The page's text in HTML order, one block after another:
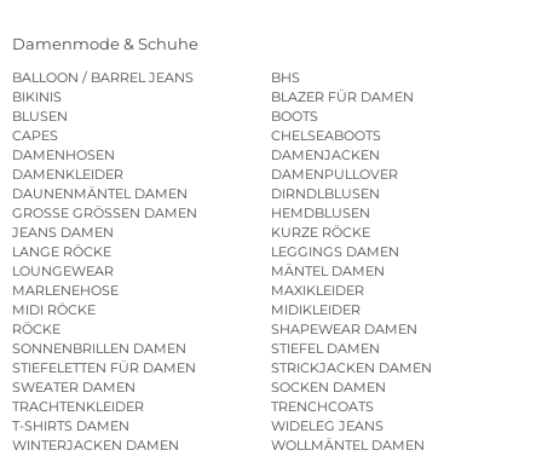
Damenmode & Schuhe
BALLOON / BARREL JEANS
BHS
BIKINIS
BLAZER FÜR DAMEN
BLUSEN
BOOTS
CAPES
CHELSEABOOTS
DAMENHOSEN
DAMENJACKEN
DAMENKLEIDER
DAMENPULLOVER
DAUNENMÄNTEL DAMEN
DIRNDLBLUSEN
GROSSE GRÖSSEN DAMEN
HEMDBLUSEN
JEANS DAMEN
KURZE RÖCKE
LANGE RÖCKE
LEGGINGS DAMEN
LOUNGEWEAR
MÄNTEL DAMEN
MARLENEHOSE
MAXIKLEIDER
MIDI RÖCKE
MIDIKLEIDER
RÖCKE
SHAPEWEAR DAMEN
SONNENBRILLEN DAMEN
STIEFEL DAMEN
STIEFELETTEN FÜR DAMEN
STRICKJACKEN DAMEN
SWEATER DAMEN
SOCKEN DAMEN
TRACHTENKLEIDER
TRENCHCOATS
T-SHIRTS DAMEN
WIDELEG JEANS
WINTERJACKEN DAMEN
WOLLMÄNTEL DAMEN